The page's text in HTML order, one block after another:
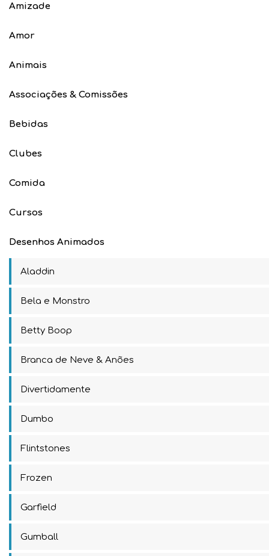
Amizade
Amor
Animais
Associações & Comissões
Bebidas
Clubes
Comida
Cursos
Desenhos Animados
Aladdin
Bela e Monstro
Betty Boop
Branca de Neve & Anões
Divertidamente
Dumbo
Flintstones
Frozen
Garfield
Gumball